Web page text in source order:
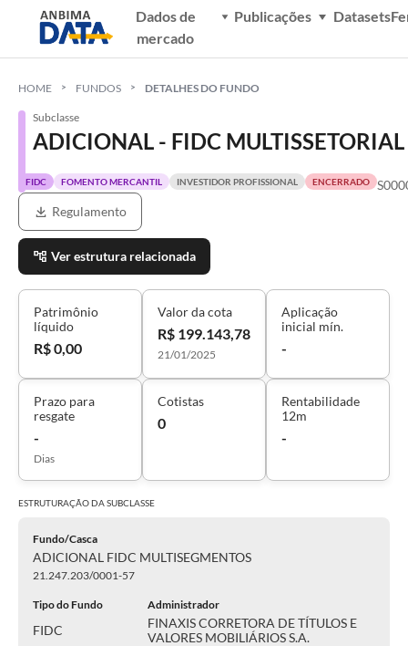
Dados de
mercado
Publicações Datasets
HOME FUNDOS DETALHES DO FUNDO
Subclasse
ADICIONAL - FIDC
FIDC FOMENTO MERCANTIL INVESTIDOR PROFISSIONAL ENCERRADO
Regulamento
Ver estrutura relacionada
Patrimônio
líquido
R$ 0,00
Valor da cota
R$ 199.143,78
21/01/2025
Aplicação
inicial mín.
-
Prazo para
resgate
-
Dias
Cotistas
0
Rentabilidade
12m
-
ESTRUTURAÇÃO DASUBCLASSE
Fundo/Casca
ADICIONAL FIDC MULTISEGMENTOS
21.247.203/0001-57
Tipo do Fundo
FIDC
Administrador
FINAXIS CORRETORA DE TÍTULOS E
VALORES MOBILIÁRIOS S.A.